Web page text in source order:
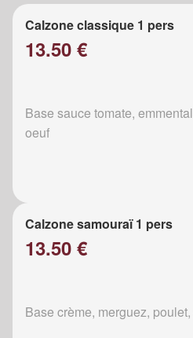
Calzone classique 1 pers
13.50 €
Base sauce tomate,
oeuf
Calzone samouraï 1 pers
13.50 €
Base crème, merguez,